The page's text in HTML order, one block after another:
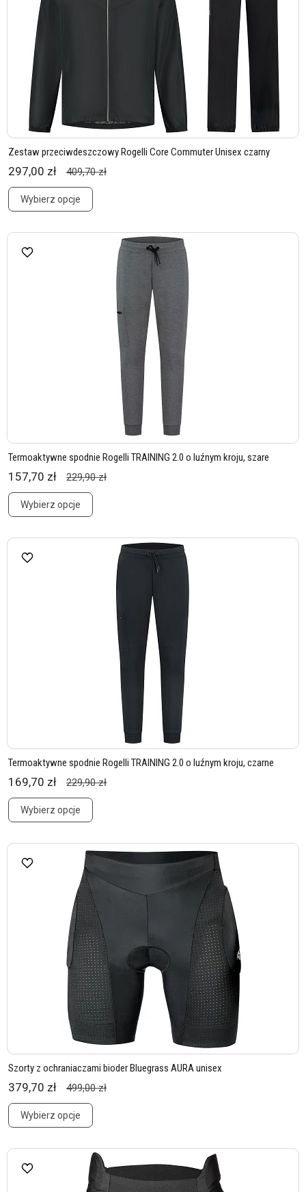
Zestaw przeciwdeszczowy Rogelli Core Commuter Unisex czarny
297,00 zł 409,70 zł
Wybierz opcje
Termoaktywne spodnie Rogelli TRAINING 2.0 o luźnym kroju, szare
157,70 zł 229,90 zł
Wybierz opcje
Termoaktywne spodnie Rogelli TRAINING 2.0 o luźnym kroju, czarne
169,70 zł 229,90 zł
Wybierz opcje
Szorty z ochraniaczami bioder Bluegrass AURA unisex
379,70 zł 499,00 zł
Wybierz opcje